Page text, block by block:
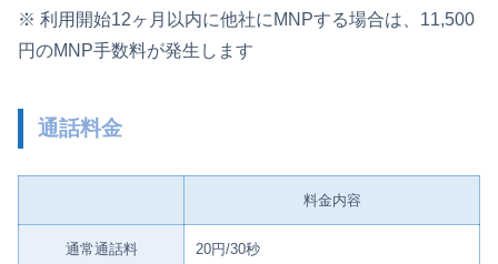
※ 利用開始12ヶ月以内に他社にMNPする場合は、11,500
円のMNP手数料が発生します
通話料金
料金内容
通常通話料 20円/30秒